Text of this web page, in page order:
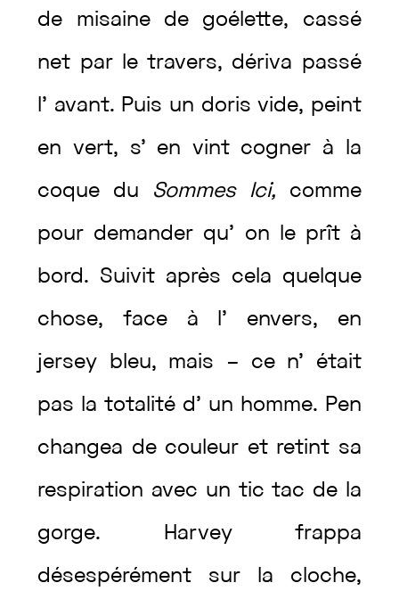
de misaine de goélette, cassé
net par letravers, dériva passé
l’ avant. Puis un dorisvide, peint
en vert, s’ en vint cogner à la
coque du Sommes Ici, comme
pour demander qu’ on le prît à
bord. Suivit après cela quelque
chose,face à l’ envers, en
jersey bleu, mais – ce n’ était
pas latotalité d’ un homme. Pen
changea de couleur et retint sa
respiration avec un tictac de la
gorge. Harvey frappa
désespérément sur la cloche,